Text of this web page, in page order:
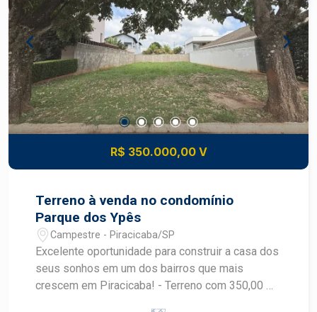
Ciclovia para atividades ao ar livre. -Quiosques
com churrasqueira e bar, ideais para encontros e
eventos informais. -Espaço gourmet autonomia
para reuniões entre moradores -Portaria 24h para
sua segurança;
R$ 350.000,00 V
Terreno à venda no condomínio
Parque dos Ypês
Campestre - Piracicaba/SP
Excelente oportunidade para construir a casa dos
seus sonhos em um dos bairros que mais
crescem em Piracicaba! - Terreno com 350,00 m²